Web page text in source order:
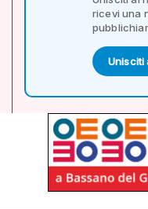
ricevi una
Unisciti